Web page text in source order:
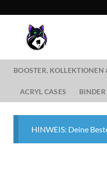
Inhalt
springen
BOOSTER, KOLLEKTIONEN
ACRYL CASES
HINWEIS: Deine